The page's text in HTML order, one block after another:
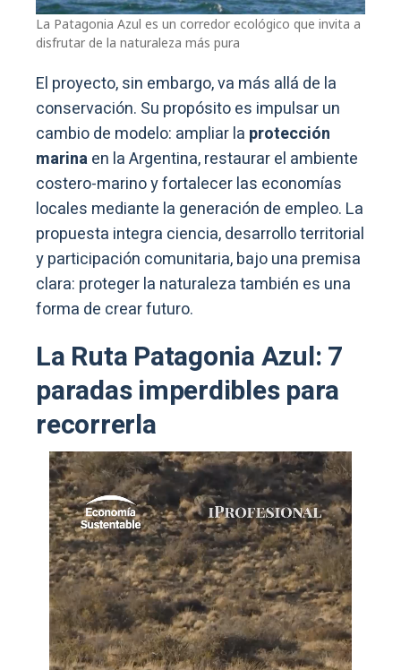
La Patagonia Azul es un corredor ecológico que invita a
disfrutar de la naturaleza más pura
El proyecto, sin embargo, va más allá de la
conservación. Su propósito es impulsar un
cambio de modelo: ampliar la protección
marinaen la Argentina, restaurar el ambiente
costero-marino y fortalecer las economías
locales mediante la generación de empleo. La
propuesta integra ciencia, desarrollo territorial
y participación comunitaria, bajo una premisa
clara: proteger la naturaleza también es una
forma de crear futuro.
La Ruta Patagonia Azul: 7
paradas imperdibles para
recorrerla